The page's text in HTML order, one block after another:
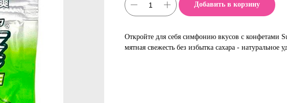
Добавить в корзину
Откройте для себя симфонию вкусов с конфетами
мятная свежесть без избытка сахара - натуральное